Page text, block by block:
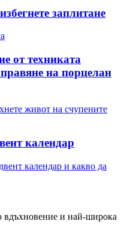
заплитане
от техниката
на порцелан
живот на счупените
календар
календар и какво да
вдъхновение и най-широка